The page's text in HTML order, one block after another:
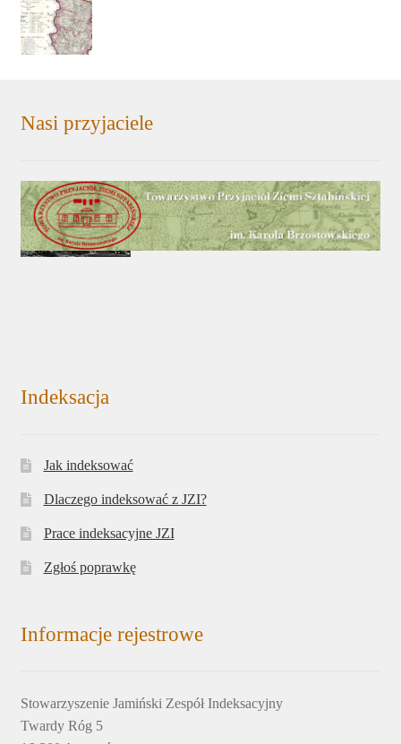
Nasi przyjaciele
Indeksacja
Jak indeksować
Dlaczego indeksować z JZI?
Prace indeksacyjne JZI
Zgłoś poprawkę
Informacje rejestrowe
Stowarzyszenie Jamiński Zespół Indeksacyjny
Twardy Róg 5